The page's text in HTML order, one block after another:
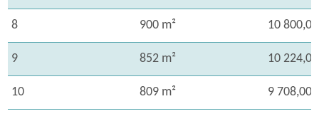
8 900 m² 10
9 852 m² 10
10 809 m² 9 708,00